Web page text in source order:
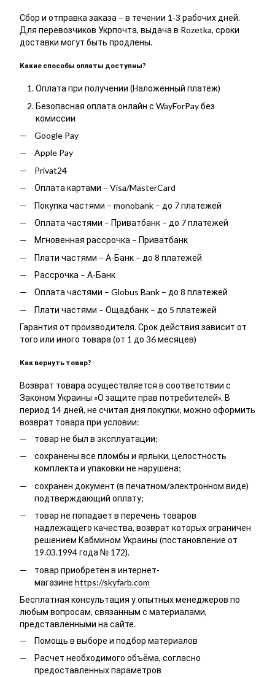
Сбор и отправка заказа – в течении 1-3 рабочих дней.
Для перевозчиков Укрпочта, выдача в Rozetka, сроки
доставки могут быть продлены.
Какие способы оплаты доступны?
Оплата при получении (Наложенный платёж)
Безопасная оплата онлайн с WayForPay без
комиссии
Google Pay
Apple Pay
Privat24
Оплата картами – Visa/MasterCard
Покупка частями – monobank – до 7 платежей
Оплата частями – Приватбанк – до 7 платежей
Мгновенная рассрочка – Приватбанк
Плати частями – А-Банк – до 8 платежей
Рассрочка – А-Банк
Оплата частями – Globus Bank – до 8 платежей
Плати частями – Ощадбанк – до 5 платежей
Гарантия от производителя. Срок действия зависит от
того или иного товара (от 1 до 36 месяцев)
Как вернуть товар?
Возврат товара осуществляется в соответствии с
Законом Украины «О защите прав потребителей». В
период 14 дней, не считая дня покупки, можно оформить
возврат товара при условии:
товар не был в эксплуатации;
сохранены все пломбы и ярлыки, целостность
комплекта и упаковки не нарушена;
сохранен документ (в печатном/электронном виде)
подтверждающий оплату;
товар не попадает в перечень товаров
надлежащего качества, возврат которых ограничен
решением Кабмином Украины (постановление от
19.03.1994 года № 172).
товар приобретён в интернет-
магазине https://skyfarb.com
Бесплатная консультация у опытных менеджеров по
любым вопросам, связанным с материалами,
представленными на сайте.
Помощь в выборе и подбор материалов
Расчет необходимого объёма, согласно
предоставленных параметров